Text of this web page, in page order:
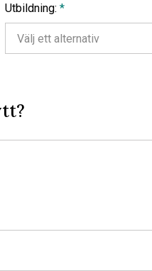
Utbildning: *